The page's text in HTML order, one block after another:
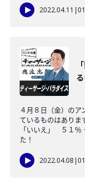
2022.04.11 |
４月８日（金）の
ているものはあり
「いいえ」 ５１％
た！
2022.04.08 |